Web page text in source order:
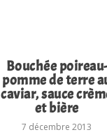
Bouchée poireau-
pomme de terre
caviar, sauce
et bière
7 décembre 2013